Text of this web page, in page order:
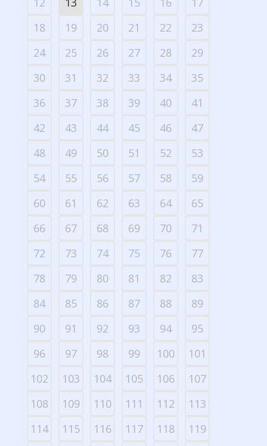
18
19 20 21 22
23
24
25 26 27 28
29
30
31 32 33 34
35
36
37 38 39 40
41
42
43 44 45 46
47
48
49 50 51 52
53
54
55 56 57 58
59
60
61 62 63 64
65
66
67 68 69 70
71
72
73 74 75 76
77
78
79 80 81 82
83
84
85 86 87 88
89
90
91 92 93 94
95
96
97 98 99 100
101
102
103 104 105 106
107
108
109 110 111 112
113
114
115 116 117 118
119